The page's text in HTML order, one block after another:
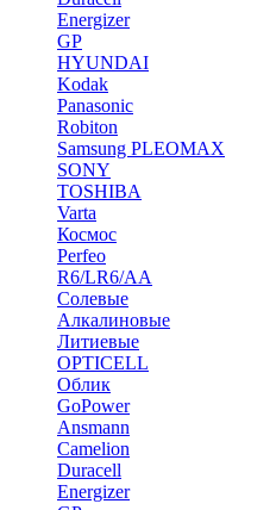
Energizer
GP
HYUNDAI
Kodak
Panasonic
Robiton
Samsung PLEOMAX
SONY
TOSHIBA
Varta
Космос
Perfeo
R6/LR6/AA
Солевые
Алкалиновые
Литиевые
OPTICELL
Облик
GoPower
Ansmann
Camelion
Duracell
Energizer